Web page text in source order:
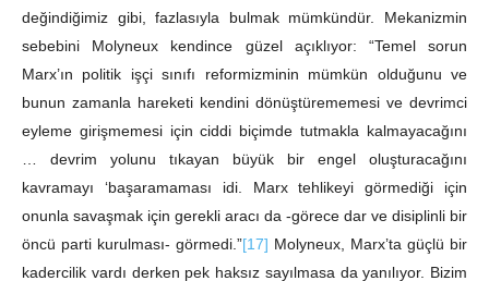
değindiğimiz gibi, fazlasıyla bulmak mümkündür. Mekanizmin
sebebini Molyneux kendince güzel açıklıyor: “Temel sorun
Marx’ın politik işçi sınıfı reformizminin mümkün olduğunu ve
bunun zamanla hareketi kendini dönüştürememesi ve devrimci
eyleme girişmemesi için ciddi biçimde tutmakla kalmayacağını
… devrim yolunu tıkayan büyük bir engel oluşturacağını
kavramayı ‘başaramaması idi. Marx tehlikeyi görmediği için
onunla savaşmak için gerekli aracı da -görece dar ve disiplinli bir
öncü parti kurulması- görmedi.”[17] Molyneux, Marx’ta güçlü bir
kadercilik vardı derken pek haksız sayılmasa da yanılıyor. Bizim